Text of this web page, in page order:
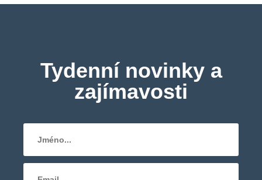
Tydenní novinky a
zajímavosti